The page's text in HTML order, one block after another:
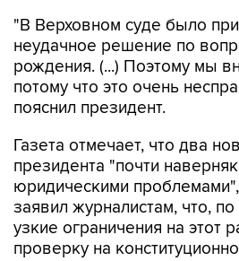
"В Верховном суде было
неудачное решение по
рождения. (...) Поэтому мы
потому что это очень
пояснил президент.
Газета отмечает, что два
президента "почти
юридическими
заявил журналистам, что,
узкие ограничения на этот
проверку на